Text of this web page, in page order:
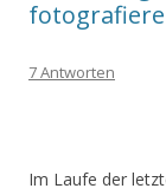
7 Antworten
Im Laufe der